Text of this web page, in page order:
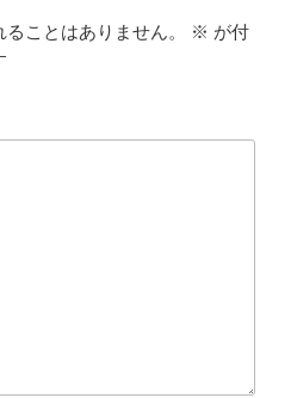
ことはありません。 ※ が付